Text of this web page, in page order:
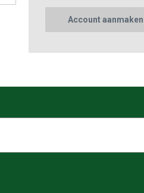
Account aanmaken